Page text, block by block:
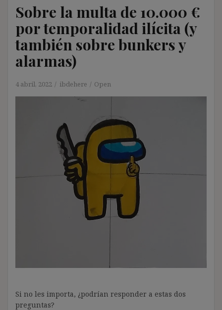
Sobre la multa de 10.000 €
por temporalidad ilícita (y
también sobre bunkers y
alarmas)
4 abril, 2022 ibdehere Open
Si no les importa, ¿podrían responder a estas dos
preguntas?